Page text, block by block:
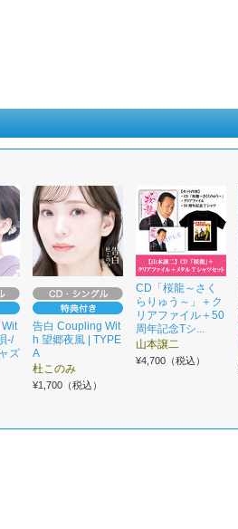
-/
ズ
告白 Coupling Wit
h 望郷夜風 | TYPE
A
杜このみ
¥1,700（税込）
CD「桜龍～さく
らりゅう～」＋ク
リアファイル＋50
周年記念Tシ...
山本譲二
¥4,700（税込）